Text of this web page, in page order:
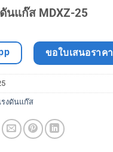
นแก๊ส MDXZ-25
ขอใบเสนอราคา
งดันแก๊ส